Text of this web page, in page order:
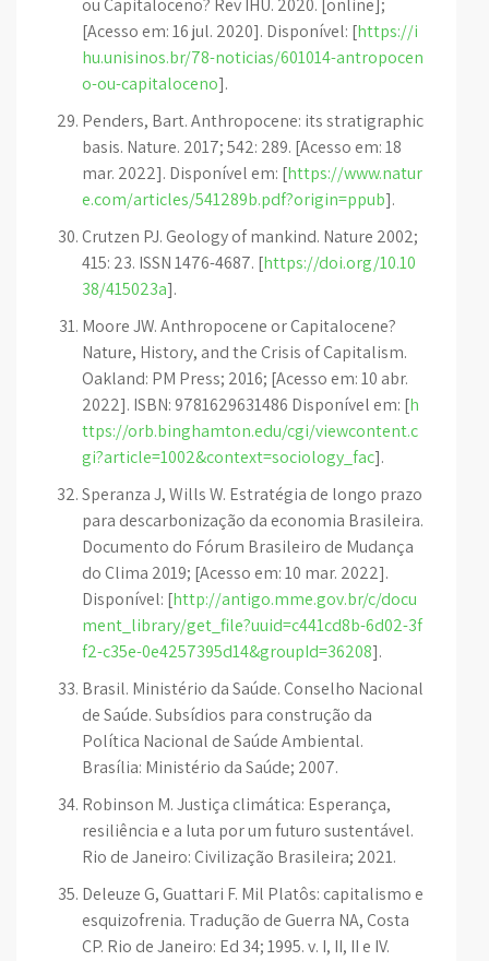
ou Capitaloceno? Rev IHU. 2020. [online];
[Acesso em: 16 jul. 2020]. Disponível: [https://i
hu.unisinos.br/78-noticias/601014-antropocen
o-ou-capitaloceno].
Penders, Bart. Anthropocene: its stratigraphic
basis. Nature. 2017; 542: 289. [Acesso em: 18
mar. 2022]. Disponível em: [https://www.natur
e.com/articles/541289b.pdf?origin=ppub].
Crutzen PJ. Geology of mankind. Nature 2002;
415: 23. ISSN 1476-4687. [https://doi.org/10.10
38/415023a].
Moore JW. Anthropocene or Capitalocene?
Nature, History, and the Crisis of Capitalism.
Oakland: PM Press; 2016; [Acesso em: 10 abr.
2022]. ISBN: 9781629631486 Disponível em: [h
ttps://orb.binghamton.edu/cgi/viewcontent.c
gi?article=1002&context=sociology_fac].
Speranza J, Wills W. Estratégia de longo prazo
para descarbonização da economia Brasileira.
Documento do Fórum Brasileiro de Mudança
do Clima 2019; [Acesso em: 10 mar. 2022].
Disponível: [http://antigo.mme.gov.br/c/docu
ment_library/get_file?uuid=c441cd8b-6d02-3f
f2-c35e-0e4257395d14&groupId=36208].
Brasil. Ministério da Saúde. Conselho Nacional
de Saúde. Subsídios para construção da
Política Nacional de Saúde Ambiental.
Brasília: Ministério da Saúde; 2007.
Robinson M. Justiça climática: Esperança,
resiliência e a luta por um futuro sustentável.
Rio de Janeiro: Civilização Brasileira; 2021.
Deleuze G, Guattari F. Mil Platôs: capitalismo e
esquizofrenia. Tradução de Guerra NA, Costa
CP. Rio de Janeiro: Ed 34; 1995. v. I, II, II e IV.